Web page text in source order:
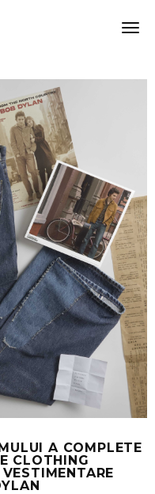
A COMPLETE
CLOTHING